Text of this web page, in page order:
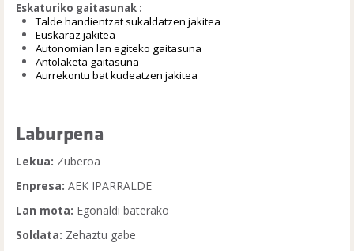
Eskaturiko gaitasunak :
Talde handientzat sukaldatzen jakitea
Euskaraz jakitea
Autonomian lan egiteko gaitasuna
Antolaketa gaitasuna
Aurrekontu bat kudeatzen jakitea
Laburpena
Lekua: Zuberoa
Enpresa: AEK IPARRALDE
Lan mota: Egonaldi baterako
Soldata: Zehaztu gabe